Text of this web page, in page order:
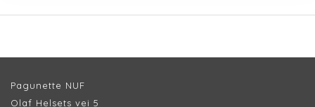
Pagunette NUF
Olaf Helsets vei 5